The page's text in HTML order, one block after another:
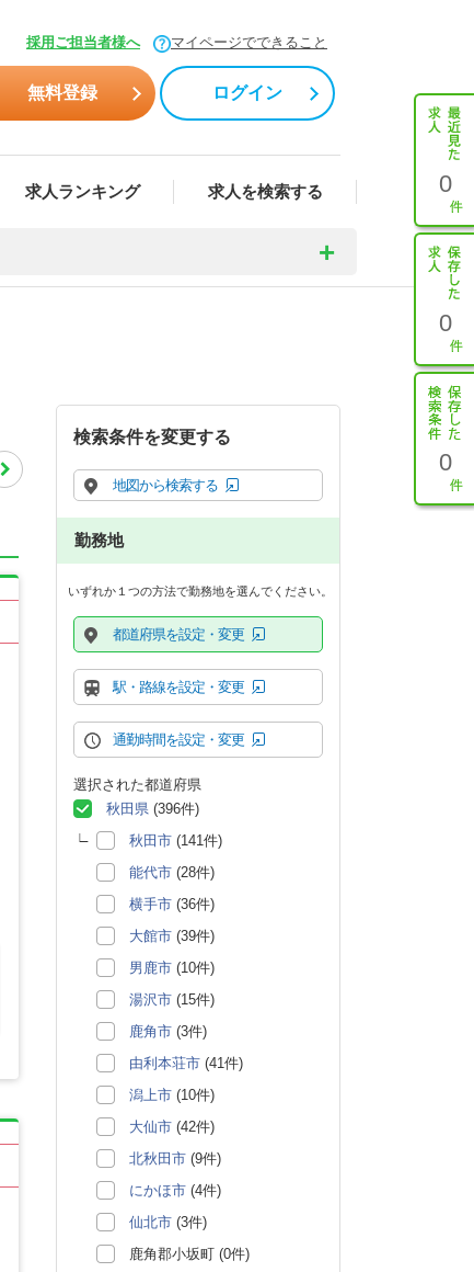
採用ご担当者様へ マイページでできること
無料登録 ログイン
求人ランキング 求人を検索する 0
0
0
検索条件を変更する
地図から検索する
勤務地
いずれか１つの方法で勤務地を選んでください。
都道府県を設定・変更
駅・路線を設定・変更
通勤時間を設定・変更
選択された都道府県
秋田県 (396件)
秋田市 (141件)
能代市 (28件)
横手市 (36件)
大館市 (39件)
男鹿市 (10件)
湯沢市 (15件)
鹿角市 (3件)
由利本荘市 (41件)
潟上市 (10件)
大仙市 (42件)
北秋田市 (9件)
にかほ市 (4件)
仙北市 (3件)
鹿角郡小坂町 (0件)